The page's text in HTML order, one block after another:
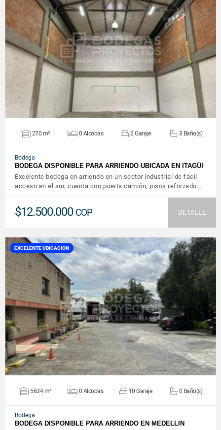
VER DETALLES
270 m² 0 Alcobas 2 Garaje 3 Baño(s)
Bodega
BODEGA DISPONIBLE PARA ARRIENDO UBICADA EN ITAGÜÍ
Excelente bodega en arriendo en un sector industrial de fácil
acceso en el sur, cuenta con puerta camión, pisos reforzado…
$12.500.000 COP DETALLE
EXCELENTE UBICACION
VER DETALLES
5634 m² 0 Alcobas 10 Garaje 0 Baño(s)
Bodega
BODEGA DISPONIBLE PARA ARRIENDO EN MEDELLÍN